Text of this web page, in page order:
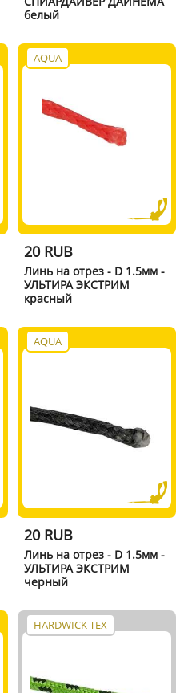
белый
AQUA
20 RUB
Линь на отрез - D 1.5мм -
УЛЬТИРА ЭКСТРИМ
красный
AQUA
20 RUB
Линь на отрез - D 1.5мм -
УЛЬТИРА ЭКСТРИМ
черный
HARDWICK-TEX